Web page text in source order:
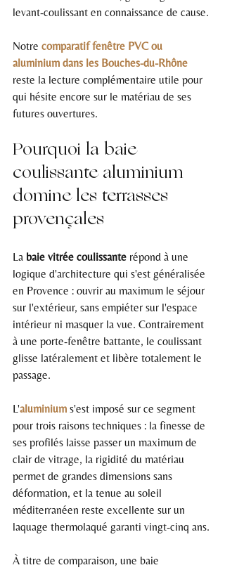
levant-coulissant en connaissance de cause.
Notre comparatif fenêtre PVC ou
aluminium dans les Bouches-du-Rhône
reste la lecture complémentaire utile pour
qui hésite encore sur le matériau de ses
futures ouvertures.
Pourquoi la baie
coulissante aluminium
domine les terrasses
provençales
La baie vitrée coulissante répond à une
logique d'architecture qui s'est généralisée
en Provence : ouvrir au maximum le séjour
sur l'extérieur, sans empiéter sur l'espace
intérieur ni masquer la vue. Contrairement
à une porte-fenêtre battante, le coulissant
glisse latéralement et libère totalement le
passage.
L'aluminium s'est imposé sur ce segment
pour trois raisons techniques : la finesse de
ses profilés laisse passer un maximum de
clair de vitrage, la rigidité du matériau
permet de grandes dimensions sans
déformation, et la tenue au soleil
méditerranéen reste excellente sur un
laquage thermolaqué garanti vingt-cinq ans.
À titre de comparaison, une baie